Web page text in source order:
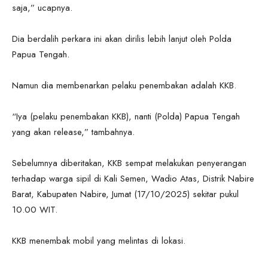
saja,” ucapnya.
Dia berdalih perkara ini akan dirilis lebih lanjut oleh Polda
Papua Tengah.
Namun dia membenarkan pelaku penembakan adalah KKB.
“Iya (pelaku penembakan KKB), nanti (Polda) Papua Tengah
yang akan release,” tambahnya.
Sebelumnya diberitakan, KKB sempat melakukan penyerangan
terhadap warga sipil di Kali Semen, Wadio Atas, Distrik Nabire
Barat, Kabupaten Nabire, Jumat (17/10/2025) sekitar pukul
10.00 WIT.
KKB menembak mobil yang melintas di lokasi.